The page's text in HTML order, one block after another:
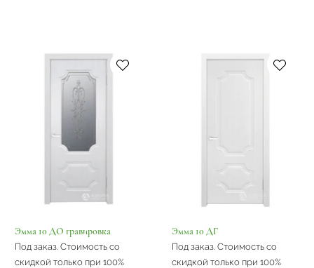
Эмма 10 ДО гравировка
Под заказ. Стоимость со
скидкой только при 100%
Эмма 10 ДГ
Под заказ. Стоимость со
скидкой только при 100%